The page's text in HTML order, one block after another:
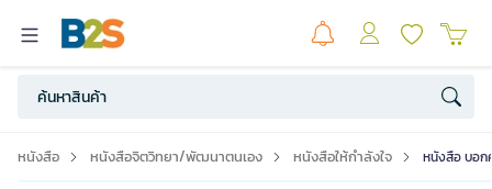
หนังสือ หนังสือจิตวิทยา/พัฒนาตนเอง หนังสือให้กำลังใจ หนังสือ บอก